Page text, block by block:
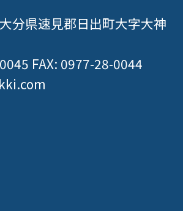
分県速見郡日出町大字大神
FAX: 0977-28-0044